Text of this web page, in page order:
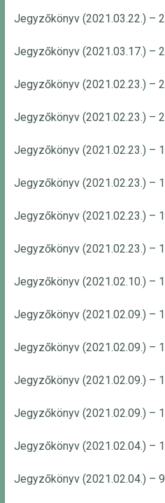
Jegyzőkönyv (2021.03.22.) –
Jegyzőkönyv (2021.03.17.) –
Jegyzőkönyv (2021.02.23.) –
Jegyzőkönyv (2021.02.23.) –
Jegyzőkönyv (2021.02.23.) –
Jegyzőkönyv (2021.02.23.) –
Jegyzőkönyv (2021.02.23.) –
Jegyzőkönyv (2021.02.23.) –
Jegyzőkönyv (2021.02.10.) –
Jegyzőkönyv (2021.02.09.) –
Jegyzőkönyv (2021.02.09.) –
Jegyzőkönyv (2021.02.09.) –
Jegyzőkönyv (2021.02.09.) –
Jegyzőkönyv (2021.02.04.) –
Jegyzőkönyv (2021.02.04.) –